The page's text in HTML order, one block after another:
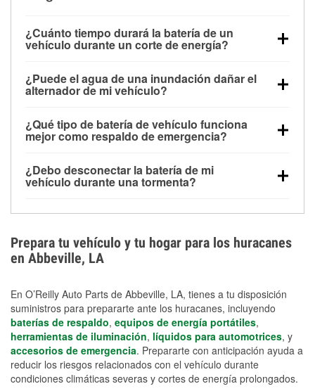
¿Cuánto tiempo durará la batería de un
vehículo durante un corte de energía?
alimentar pequeños accesorios durante un tiempo
limitado, pero el uso repetido sin conducir el vehículo
contar con un equipo de carga de respaldo para
cortes prolongados.
¿Puede el agua de una inundación dañar el
alternador de mi vehículo?
parte baja del compartimento del motor y pueden
dañarse si se sumergen, lo que puede provocar una
días después de la exposición.
¿Qué tipo de batería de vehículo funciona
mejor como respaldo de emergencia?
para aplicaciones de ciclo profundo porque son
selladas, resistentes a las vibraciones y más
¿Debo desconectar la batería de mi
vehículo durante una tormenta?
los daños por inundación. Evitar el agua estancada y
preparar opciones de carga de respaldo son
medidas de protección más efectivas.
Prepara tu vehículo y tu hogar para los huracanes
en Abbeville, LA
En O’Reilly Auto Parts de Abbeville, LA, tienes a tu disposición
suministros para prepararte ante los huracanes, incluyendo
baterías de respaldo, equipos de energía portátiles,
herramientas de iluminación, líquidos para automotrices, y
accesorios de emergencia. Prepararte con anticipación ayuda a
reducir los riesgos relacionados con el vehículo durante
condiciones climáticas severas y cortes de energía prolongados.